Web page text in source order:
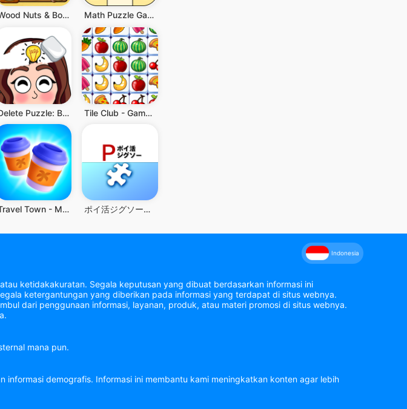
Wood Nuts & Bolts Puzzle Math Puzzle Games - Crossmath
Delete Puzzle: Brain Games Tile Club - Game Mencocokkan
Travel Town - Merge Adventure ポイ活ジグソー：ポイントが稼げるパズルゲーム
Indonesia
ketidakakuratan. Segala keputusan yang dibuat berdasarkan informasi ini
ketergantungan yang diberikan pada informasi yang terdapat di situs webnya.
dari penggunaan informasi, layanan, produk, atau materi promosi di situs webnya.
mana pun.
demografis. Informasi ini membantu kami meningkatkan konten agar lebih